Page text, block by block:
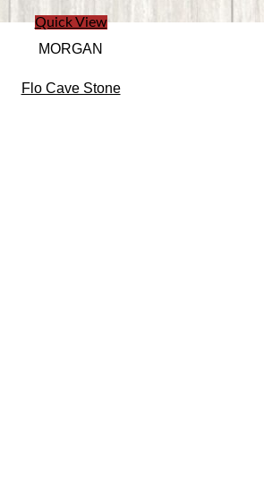
Quick View
MORGAN
Flo Cave Stone